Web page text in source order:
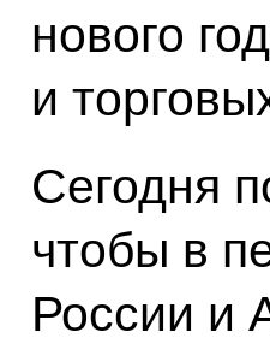
нового
и
Сегодня
чтобы в
России и